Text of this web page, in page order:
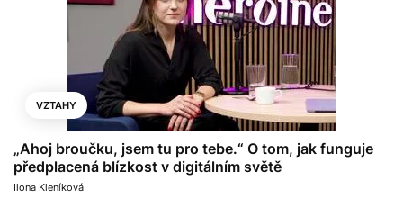
VZTAHY
„Ahoj broučku, jsem tu pro tebe.“ O tom, jak funguje
předplacená blízkost v digitálním světě
Ilona Kleníková